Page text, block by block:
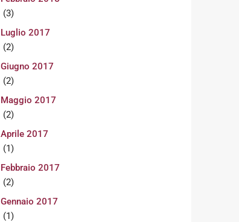
(3)
Luglio 2017
(2)
Giugno 2017
(2)
Maggio 2017
(2)
Aprile 2017
(1)
Febbraio 2017
(2)
Gennaio 2017
(1)